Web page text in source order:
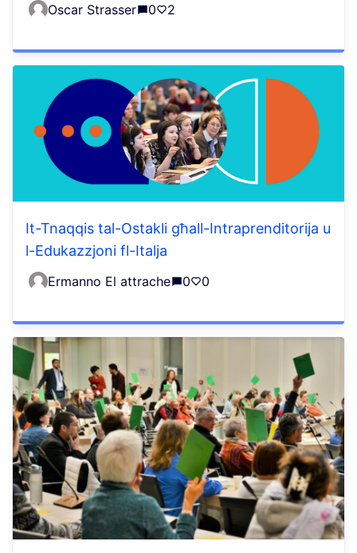
Oscar Strasser 0 2
It-Tnaqqis tal-Ostakli għall-Intraprenditorija u
l-Edukazzjoni fl-Italja
Ermanno El attrache 0 0